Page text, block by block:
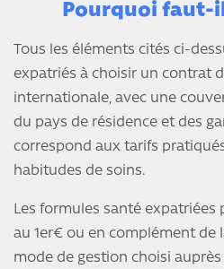
Pourquoi faut-
Tous les éléments cités ci-
expatriés à choisir un contrat
internationale, avec une
du pays de résidence et des
correspond aux tarifs
habitudes de soins.
Les formules santé
au 1er€ ou en complément de
mode de gestion choisi auprès